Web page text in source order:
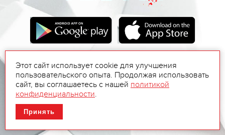
Этот сайт использует cookie для улучшения
пользовательского опыта. Продолжая использовать
сайт, вы соглашаетесь с нашей политикой
конфиденциальности.
Принять